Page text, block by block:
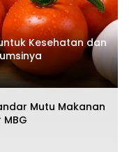
Kesehatan dan
Mutu Makanan